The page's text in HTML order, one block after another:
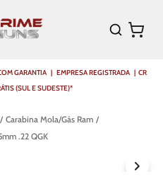
GARANTIA | EMPRESA REGISTRADA | CR
(SUL E SUDESTE)*
Carabina Mola/Gás Ram
.22 QGK